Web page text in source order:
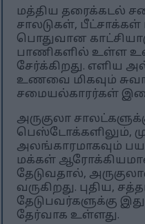
மத்திய தரைக்கடல்
சாலடுகள்,
பொதுவான
பாணிகளில் உள்ள
சேர்க்கிறது. எளிய
உணவை மிகவும்
சமையல்காரர்கள் இதை
அருகுலா
பெஸ்டோக்களிலும்,
அலங்காரமாகவும்
மக்கள்
தேடுவதால்,
வருகிறது. புதிய,
தேடுபவர்களுக்கு
தேர்வாக உள்ளது.